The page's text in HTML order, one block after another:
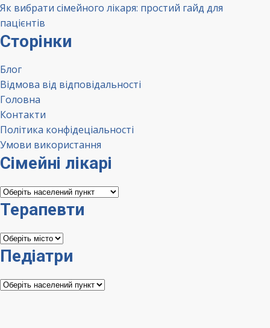
Як вибрати сімейного лікаря: простий гайд для
пацієнтів
Сторінки
Блог
Відмова від відповідальності
Головна
Контакти
Політика конфідеціальності
Умови використання
Сімейні лікарі
Сімейні
лікарі
Терапевти
Терапевти
Педіатри
Педіатри